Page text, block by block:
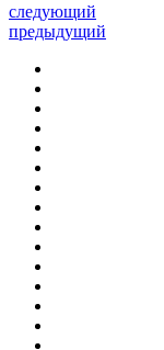
следующий
предыдущий